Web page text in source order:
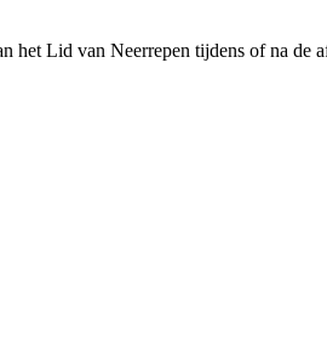
het Lid van Neerrepen tijdens of na de